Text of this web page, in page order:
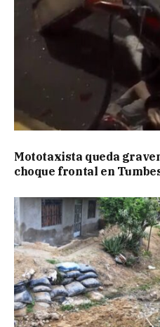
Mototaxista queda
choque frontal en